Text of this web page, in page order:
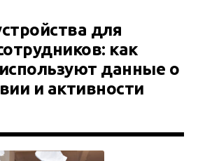
для
как
данные о
и активности